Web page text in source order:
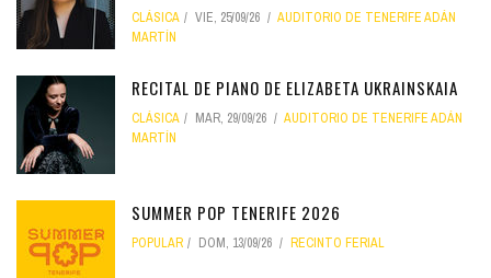
CLÁSICA VIE, 25/09/26
AUDITORIO DE TENERIFE ADÁN
MARTÍN
RECITAL DE PIANO DE ELIZABETA UKRAINSKAIA
CLÁSICA MAR, 29/09/26
AUDITORIO DE TENERIFE ADÁN
MARTÍN
SUMMER POP TENERIFE 2026
POPULAR DOM, 13/09/26 RECINTO FERIAL